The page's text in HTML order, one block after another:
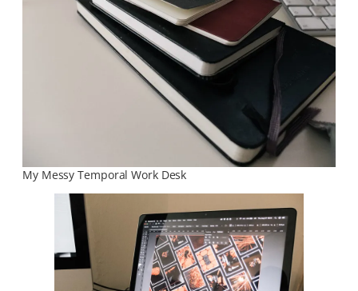
My Messy Temporal Work Desk